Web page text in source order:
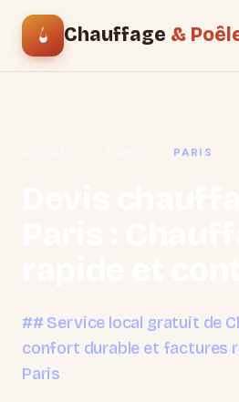
Chauffage &
PARIS
## Service local gratuit de
confort durable et factures
Paris